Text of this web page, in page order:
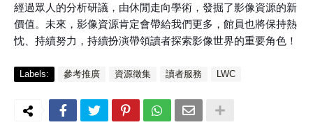
經過眾人的分析研議，由休閒走向學術，發掘了影像資源的新
價值。未來，影像資源肯定會帶給我們更多，館員也將保持熱
忱、持續努力，持續扮演帶領讀者探索影像世界的重要角色！
Labels: 參考推廣 資源徵集 讀者服務 LWC